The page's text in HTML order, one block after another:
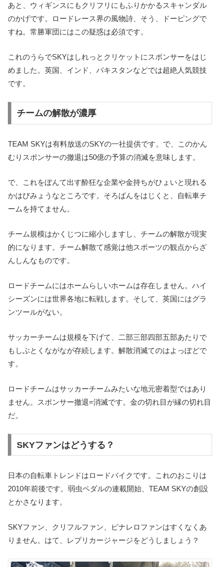
あと、ウィギンスにもクリフリにもふりかかるスキャンダル
のかげです。ロードレース界の風物詩、そう、ドーピングで
すね。常勝軍団にはこの疑惑は必須です。
これのうらでSKYはしれっとクリケットにスポンサーをはじ
めました。英国、インド、パキスタンなどでは超絶人気競技
です。
チームの解散が濃厚
TEAM SKYは有料放送のSKYの一社提供です。で、このかん
むりスポンサーの撤退は50億の予算の消滅を意味します。
で、これをぽんて出す酔狂な企業や金持ちがひょいと現れる
かはびみょうなところです。そろばんをはじくと、自転車チ
ームを持てません。
チーム規模はかくじつに縮小しますし、チームの解散が現実
的になります。チーム解散て感覚は他スポーツの観点からざ
んしんなものです。
ロードチームにはホームらしいホームは存在しません。ハイ
シーズンには世界各地に転戦します。そして、英国にはグラ
ンツールがない。
サッカーチームは規模を下げて、二部三部四部五部あたりで
もしぶとくながなが存続します。解散消滅てのはよっぽどで
す。
ロードチームはサッカーチームみたいな地元密着型ではあり
ません。スポンサー撤退=消滅です。金の切れ目が縁の切れ目
だ。
SKYファンはどうする？
日本の自転車トレンドはロードバイクです。これのおこりは
2010年前後です。弱虫ペダルの連載開始、TEAM SKYの創設
とかさなります。
SKYファン、クリフルファン、ピナレロファンはすくなくあ
りません。はて、レプリカージャージをどうしましょう？